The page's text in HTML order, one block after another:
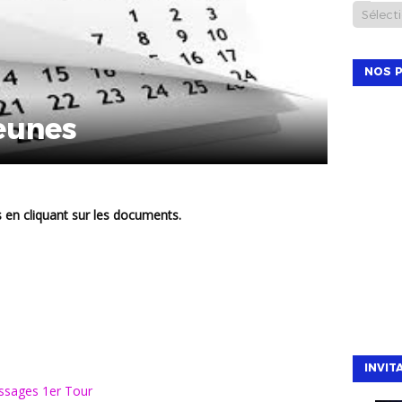
en cliquant sur les documents.
1er Tour
NOS